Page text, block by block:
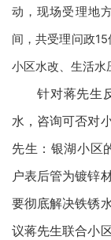
动，现场受理地
间，共受理问政
小区水改、生活水
针对蒋先生
水，咨询可否对
先生：银湖小区
户表后管为镀锌
要彻底解决铁锈
议蒋先生联合小